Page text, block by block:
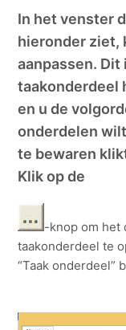
In het venster
hieronder ziet,
aanpassen. Dit
taakonderdeel
en u de
onderdelen
te bewaren
Klik op de
-knop om het
taakonderdeel te
“Taak onderdeel”